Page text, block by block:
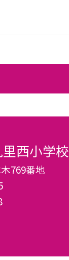
西小学校
769番地